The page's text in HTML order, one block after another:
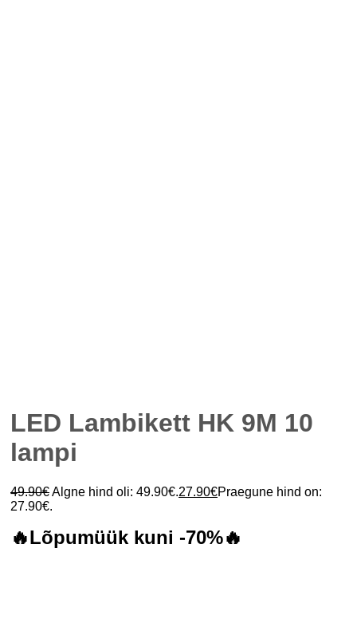
LED Lambikett HK 9M 10
lampi
49.90€Algne hind oli: 49.90€.27.90€Praegune hind on:
27.90€.
🔥Lõpumüük kuni -70%🔥